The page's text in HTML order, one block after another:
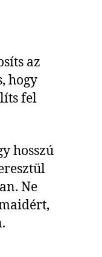
az
hogy
fel
hosszú
Ne